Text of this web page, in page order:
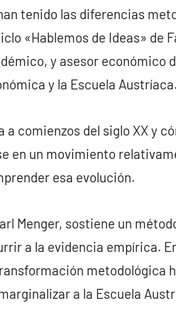
tenido las diferencias
«Hablemos de Ideas» de
y asesor económico
y la Escuela Austríaca.
comienzos del siglo XX y
en un movimiento
esa evolución.
Menger, sostiene un
a la evidencia empírica.
metodológica
a la Escuela